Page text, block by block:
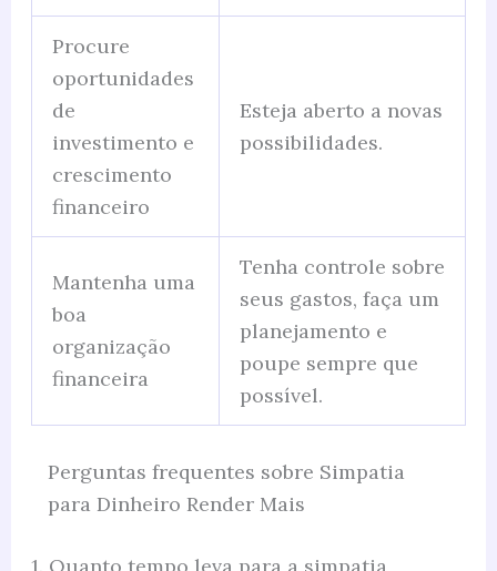
Procure
oportunidades
de
investimento e
crescimento
financeiro
Esteja aberto a novas
possibilidades.
Mantenha uma
boa
organização
financeira
Tenha controle sobre
seus gastos, faça um
planejamento e
poupe sempre que
possível.
Perguntas frequentes sobre Simpatia
para Dinheiro Render Mais
1. Quanto tempo leva para a simpatia